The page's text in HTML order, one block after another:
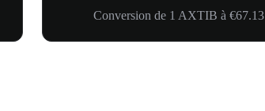
Conversion de 1 AXTIB à €67.13